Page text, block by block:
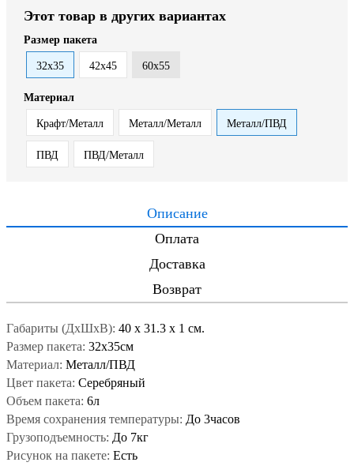
Этот товар в других вариантах
Размер пакета
32х35 42х45 60х55
Материал
Крафт/Металл Металл/Металл Металл/ПВД
ПВД ПВД/Металл
Описание
Оплата
Доставка
Возврат
Габариты (ДxШxВ): 40 x 31.3 x 1 см.
Размер пакета: 32х35см
Материал: Металл/ПВД
Цвет пакета: Серебряный
Объем пакета: 6л
Время сохранения температуры: До 3часов
Грузоподъемность: До 7кг
Рисунок на пакете: Есть